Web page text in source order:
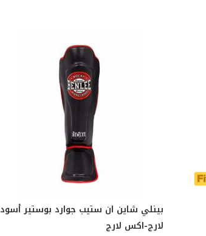
بينلي شاين ان ستيب جوارد بوستير أسود
لارج-اكس لارج